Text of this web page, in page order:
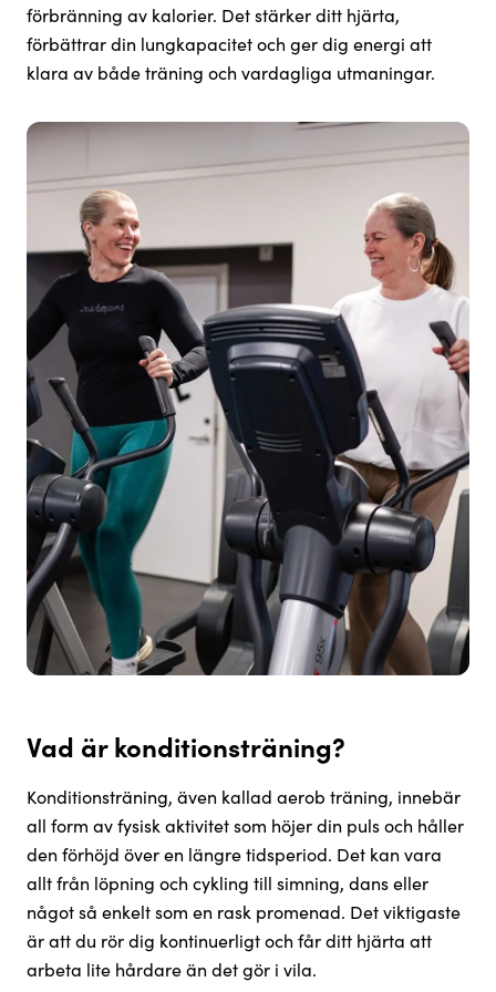
förbränning av kalorier. Det stärker ditt hjärta,
förbättrar din lungkapacitet och ger dig energi att
klara av både träning och vardagliga utmaningar.
Vad är konditionsträning?
Konditionsträning, även kallad aerob träning, innebär
all form av fysisk aktivitet som höjer din puls och håller
den förhöjd över en längre tidsperiod. Det kan vara
allt från löpning och cykling till simning, dans eller
något så enkelt som en rask promenad. Det viktigaste
är att du rör dig kontinuerligt och får ditt hjärta att
arbeta lite hårdare än det gör i vila.